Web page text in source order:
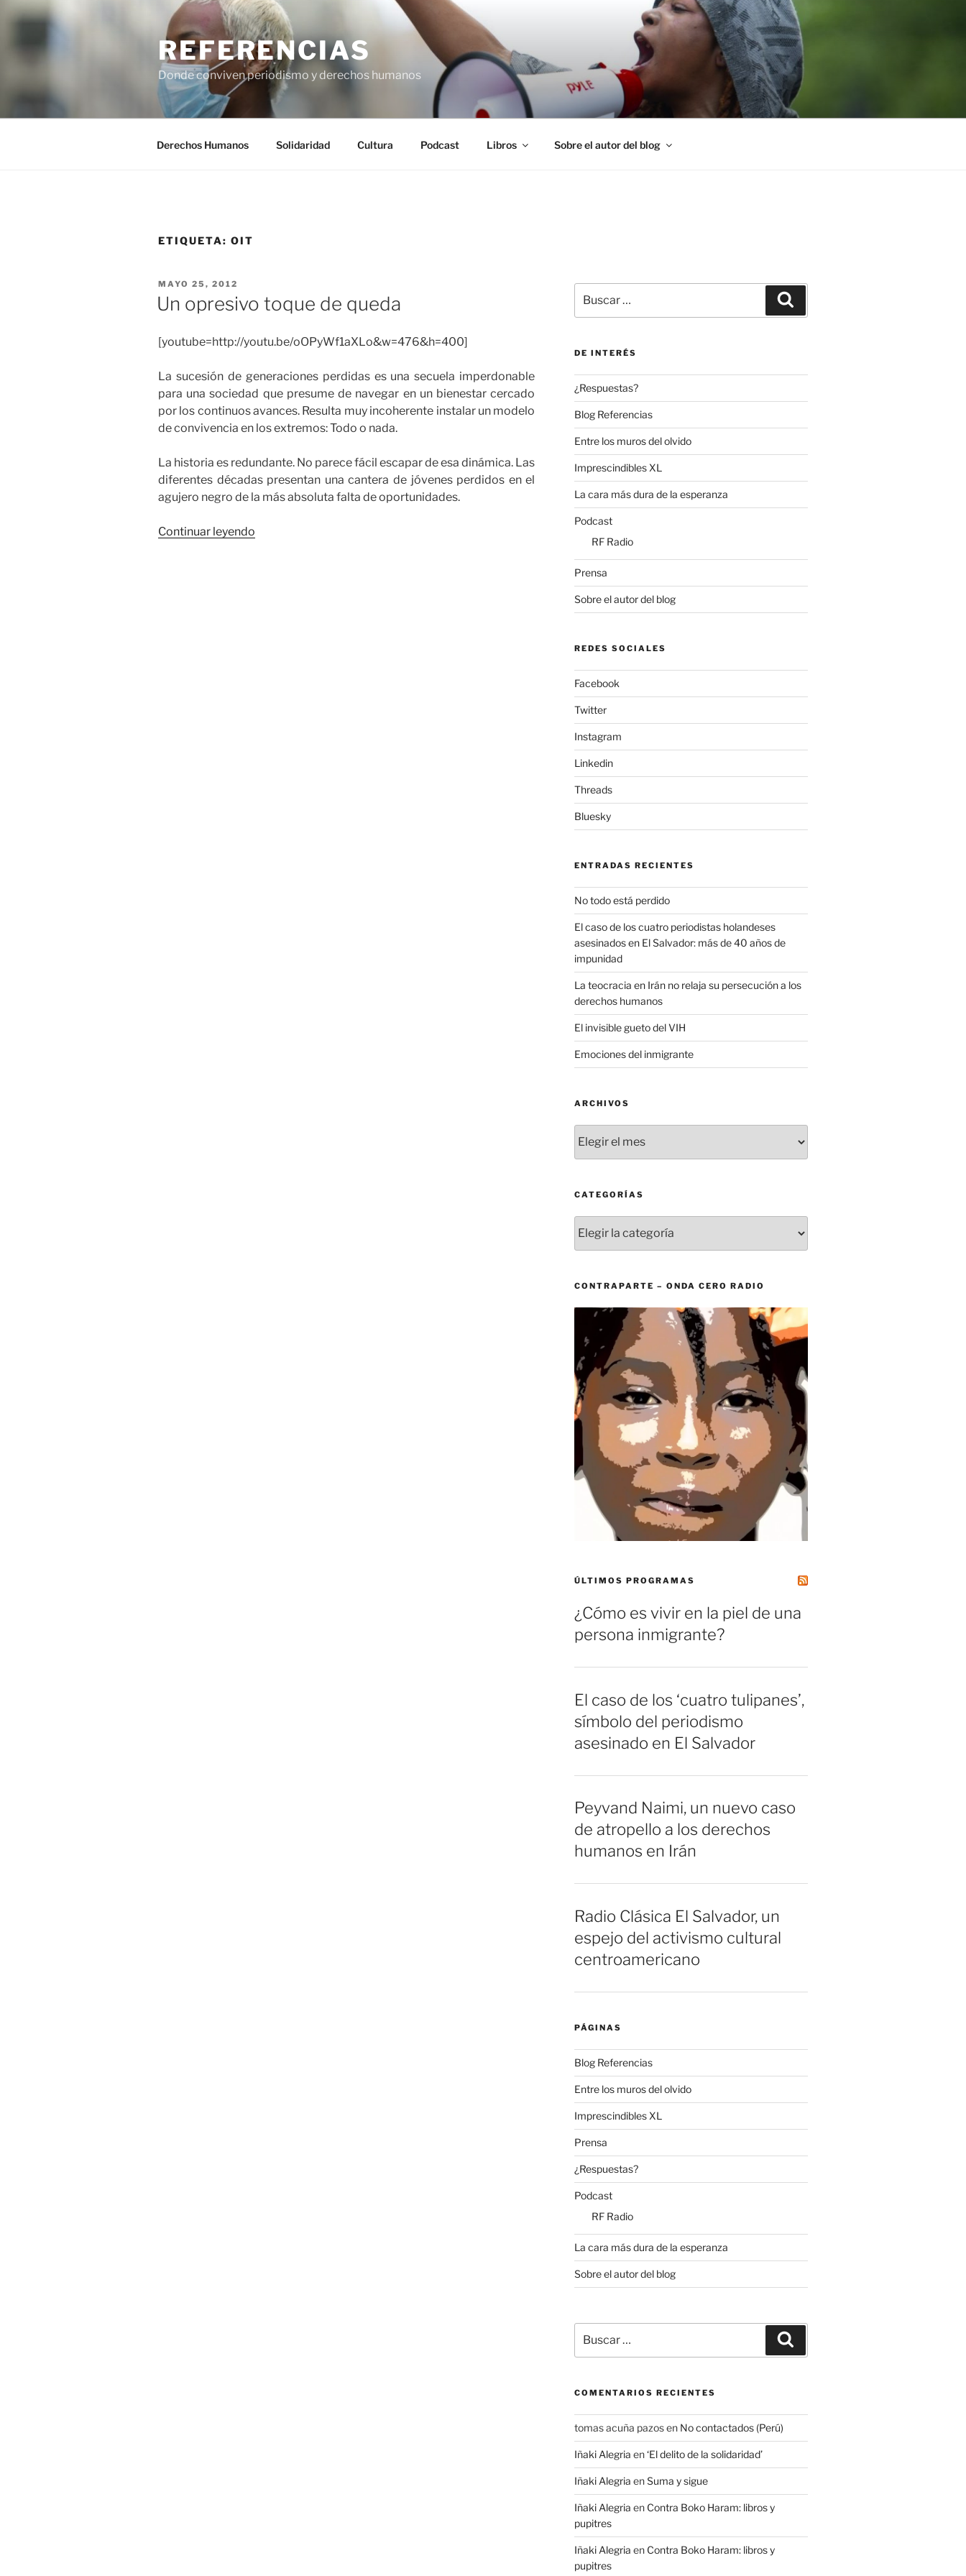
Saltar
REFERENCIAS
Donde conviven periodismo y derechos humanos
Derechos Humanos Solidaridad Cultura Podcast Libros Sobre el autor del blog
ETIQUETA: OIT
PUBLICADO
EL
MAYO 25, 2012
Un opresivo toque de queda
[youtube=http://youtu.be/oOPyWf1aXLo&w=476&h=400]
La sucesión de generaciones perdidas es una secuela imperdonable
para una sociedad que presume de navegar en un bienestar cercado
por los continuos avances. Resulta muy incoherente instalar un modelo
de convivencia en los extremos: Todo o nada.
La historia es redundante. No parece fácil escapar de esa dinámica. Las
diferentes décadas presentan una cantera de jóvenes perdidos en el
agujero negro de la más absoluta falta de oportunidades.
Continuar leyendo
por:
DE INTERÉS
¿Respuestas?
Blog Referencias
Entre los muros del olvido
Imprescindibles XL
La cara más dura de la esperanza
Podcast
RF Radio
Prensa
Sobre el autor del blog
REDES SOCIALES
Facebook
Twitter
Instagram
Linkedin
Threads
Bluesky
ENTRADAS RECIENTES
No todo está perdido
El caso de los cuatro periodistas holandeses
asesinados en El Salvador: más de 40 años de
impunidad
La teocracia en Irán no relaja su persecución a los
derechos humanos
El invisible gueto del VIH
Emociones del inmigrante
ARCHIVOS
CATEGORÍAS
CONTRAPARTE – ONDA CERO RADIO
ÚLTIMOS PROGRAMAS
¿Cómo es vivir en la piel de una
persona inmigrante?
El caso de los ‘cuatro tulipanes’,
símbolo del periodismo
asesinado en El Salvador
Peyvand Naimi, un nuevo caso
de atropello a los derechos
humanos en Irán
Radio Clásica El Salvador, un
espejo del activismo cultural
centroamericano
PÁGINAS
Blog Referencias
Entre los muros del olvido
Imprescindibles XL
Prensa
¿Respuestas?
Podcast
RF Radio
La cara más dura de la esperanza
Sobre el autor del blog
por:
COMENTARIOS RECIENTES
tomas acuña pazosen No contactados (Perú)
Iñaki Alegria en‘El delito de la solidaridad’
Iñaki Alegria enSuma y sigue
Iñaki Alegria en Contra Boko Haram: libros y
pupitres
Iñaki Alegria en Contra Boko Haram: libros y
pupitres